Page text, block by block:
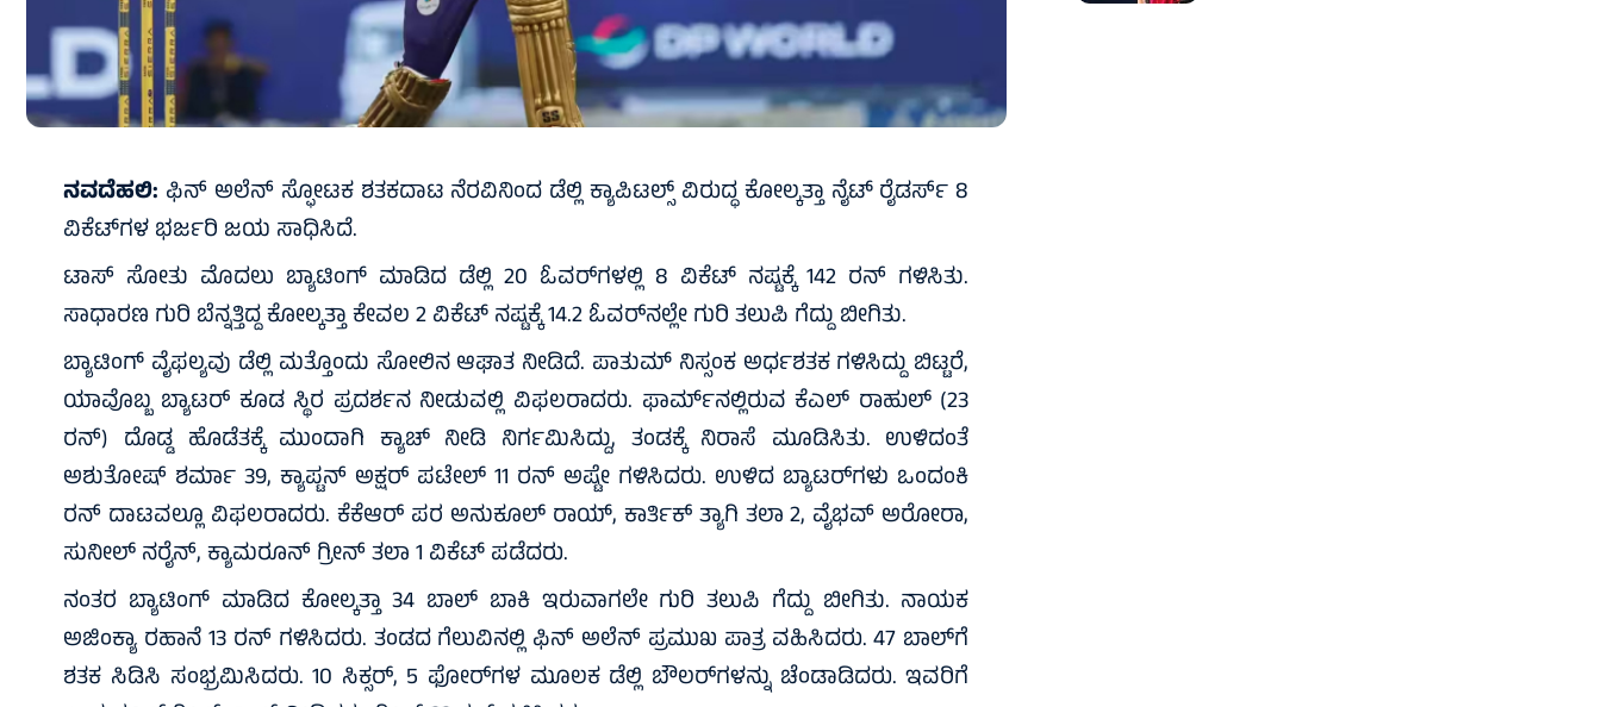
ನವದೆಹಲಿ: ಫಿನ್‌ ಅಲೆನ್‌ ಸ್ಫೋಟಕ ಶತಕದಾಟ ನೆರವಿನಿಂದ ಡೆಲ್ಲಿ ಕ್ಯಾಪಿಟಲ್ಸ್‌ ವಿರುದ್ಧ ಕೋಲ್ಕತ್ತಾ ನೈಟ್‌ ರೈಡರ್ಸ್‌ 8
ವಿಕೆಟ್‌ಗಳ ಭರ್ಜರಿ ಜಯ ಸಾಧಿಸಿದೆ.
ಟಾಸ್‌ ಸೋತು ಮೊದಲು ಬ್ಯಾಟಿಂಗ್‌ ಮಾಡಿದ ಡೆಲ್ಲಿ 20 ಓವರ್‌ಗಳಲ್ಲಿ 8 ವಿಕೆಟ್‌ ನಷ್ಟಕ್ಕೆ 142 ರನ್‌ ಗಳಿಸಿತು.
ಸಾಧಾರಣ ಗುರಿ ಬೆನ್ನತ್ತಿದ್ದ ಕೋಲ್ಕತ್ತಾ ಕೇವಲ 2 ವಿಕೆಟ್‌ ನಷ್ಟಕ್ಕೆ 14.2 ಓವರ್‌ನಲ್ಲೇ ಗುರಿ ತಲುಪಿ ಗೆದ್ದು ಬೀಗಿತು.
ಬ್ಯಾಟಿಂಗ್‌ ವೈಫಲ್ಯವು ಡೆಲ್ಲಿ ಮತ್ತೊಂದು ಸೋಲಿನ ಆಘಾತ ನೀಡಿದೆ. ಪಾತುಮ್ ನಿಸ್ಸಂಕ ಅರ್ಧಶತಕ ಗಳಿಸಿದ್ದು ಬಿಟ್ಟರೆ,
ಯಾವೊಬ್ಬ ಬ್ಯಾಟರ್‌ ಕೂಡ ಸ್ಥಿರ ಪ್ರದರ್ಶನ ನೀಡುವಲ್ಲಿ ವಿಫಲರಾದರು. ಫಾರ್ಮ್‌ನಲ್ಲಿರುವ ಕೆಎಲ್‌ ರಾಹುಲ್‌ (23
ರನ್) ದೊಡ್ಡ ಹೊಡೆತಕ್ಕೆ ಮುಂದಾಗಿ ಕ್ಯಾಚ್‌ ನೀಡಿ ನಿರ್ಗಮಿಸಿದ್ದು, ತಂಡಕ್ಕೆ ನಿರಾಸೆ ಮೂಡಿಸಿತು. ಉಳಿದಂತೆ
ಅಶುತೋಷ್ ಶರ್ಮಾ 39, ಕ್ಯಾಪ್ಟನ್‌ ಅಕ್ಷರ್‌ ಪಟೇಲ್‌ 11 ರನ್‌ ಅಷ್ಟೇ ಗಳಿಸಿದರು. ಉಳಿದ ಬ್ಯಾಟರ್‌ಗಳು ಒಂದಂಕಿ
ರನ್‌ ದಾಟವಲ್ಲೂ ವಿಫಲರಾದರು. ಕೆಕೆಆರ್‌ ಪರ ಅನುಕೂಲ್ ರಾಯ್, ಕಾರ್ತಿಕ್‌ ತ್ಯಾಗಿ ತಲಾ 2, ವೈಭವ್‌ ಅರೋರಾ,
ಸುನೀಲ್‌ ನರೈನ್‌, ಕ್ಯಾಮರೂನ್‌ ಗ್ರೀನ್ ತಲಾ 1‌ ವಿಕೆಟ್‌ ಪಡೆದರು.
ನಂತರ ಬ್ಯಾಟಿಂಗ್‌ ಮಾಡಿದ ಕೋಲ್ಕತ್ತಾ 34 ಬಾಲ್‌ ಬಾಕಿ ಇರುವಾಗಲೇ ಗುರಿ ತಲುಪಿ ಗೆದ್ದು ಬೀಗಿತು. ನಾಯಕ
ಅಜಿಂಕ್ಯಾ ರಹಾನೆ 13 ರನ್‌ ಗಳಿಸಿದರು. ತಂಡದ ಗೆಲುವಿನಲ್ಲಿ ಫಿನ್‌ ಅಲೆನ್‌ ಪ್ರಮುಖ ಪಾತ್ರ ವಹಿಸಿದರು. 47 ಬಾಲ್‌ಗೆ
ಶತಕ ಸಿಡಿಸಿ ಸಂಭ್ರಮಿಸಿದರು. 10 ಸಿಕ್ಸರ್‌, 5 ಫೋರ್‌ಗಳ ಮೂಲಕ ಡೆಲ್ಲಿ ಬೌಲರ್‌ಗಳನ್ನು ಚೆಂಡಾಡಿದರು. ಇವರಿಗೆ